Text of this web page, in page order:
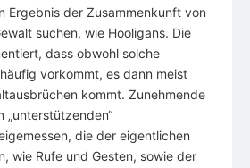
Ergebnis der Zusammenkunft von
suchen, wie Hooligans. Die
dass obwohl solche
vorkommt, es dann meist
kommt. Zunehmende
„unterstützenden“
die der eigentlichen
wie Rufe und Gesten, sowie der